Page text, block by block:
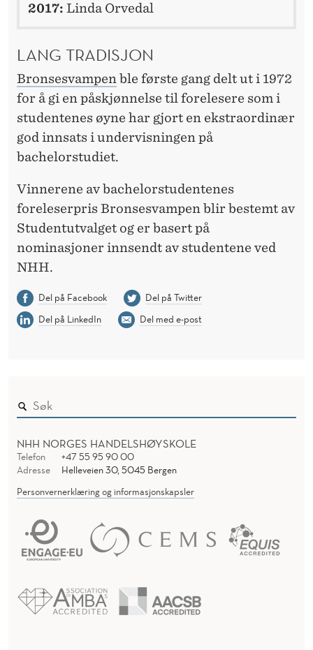
2017: Linda Orvedal
LANG TRADISJON
Bronsesvampenble første gang delt ut i 1972
for å gi en påskjønnelse til forelesere som i
studentenes øyne har gjort en ekstraordinær
god innsats i undervisningen på
bachelorstudiet.
Vinnerene av bachelorstudentenes
foreleserpris Bronsesvampen blir bestemt av
Studentutvalget og er basert på
nominasjoner innsendt av studentene ved
NHH.
Del på Facebook
Del på Twitter
Del på LinkedIn
Del med e-post
NHH NORGES HANDELSHØYSKOLE
Telefon
+47 55 95 90 00
Adresse
Helleveien 30, 5045 Bergen
Personvernerklæring og informasjonskapsler